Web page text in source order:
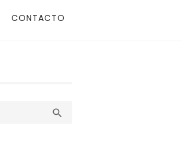
CONTACTO
